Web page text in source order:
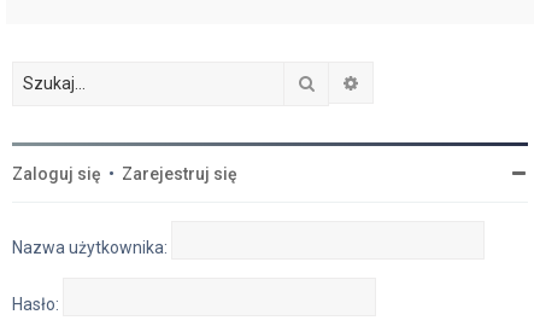
Szukaj
Zaloguj się • Zarejestruj się
Nazwa użytkownika:
Hasło: